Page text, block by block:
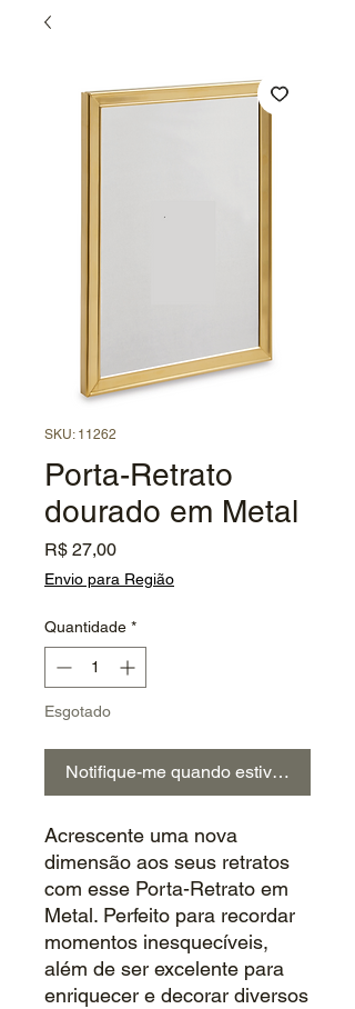
SKU: 11262
Porta-Retrato
dourado em Metal
R$ 27,00Preço
Envio para Região
Quantidade *
Esgotado
Notifique-me quando estiver
Acrescente uma nova
dimensão aos seus retratos
com esse Porta-Retrato em
Metal. Perfeito para recordar
momentos inesquecíveis,
além de ser excelente para
enriquecer e decorar diversos